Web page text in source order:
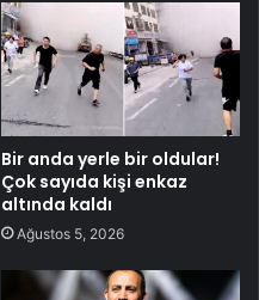
Bir anda yerle bir oldular!
Çok sayıda kişi enkaz
altında kaldı
Ağustos 5, 2026